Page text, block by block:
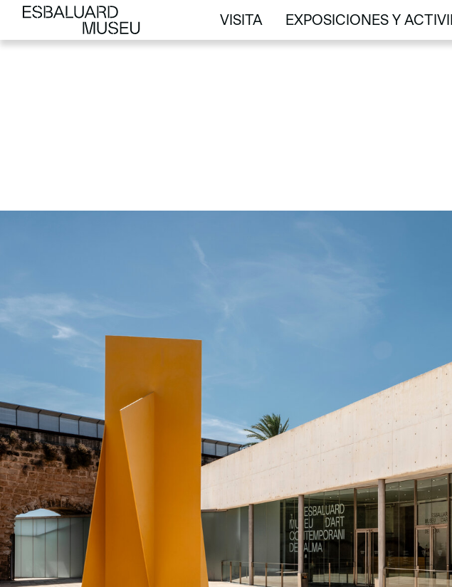
VISITA
VISITA
EXPOSICIONES Y
EXPOSICIONES Y